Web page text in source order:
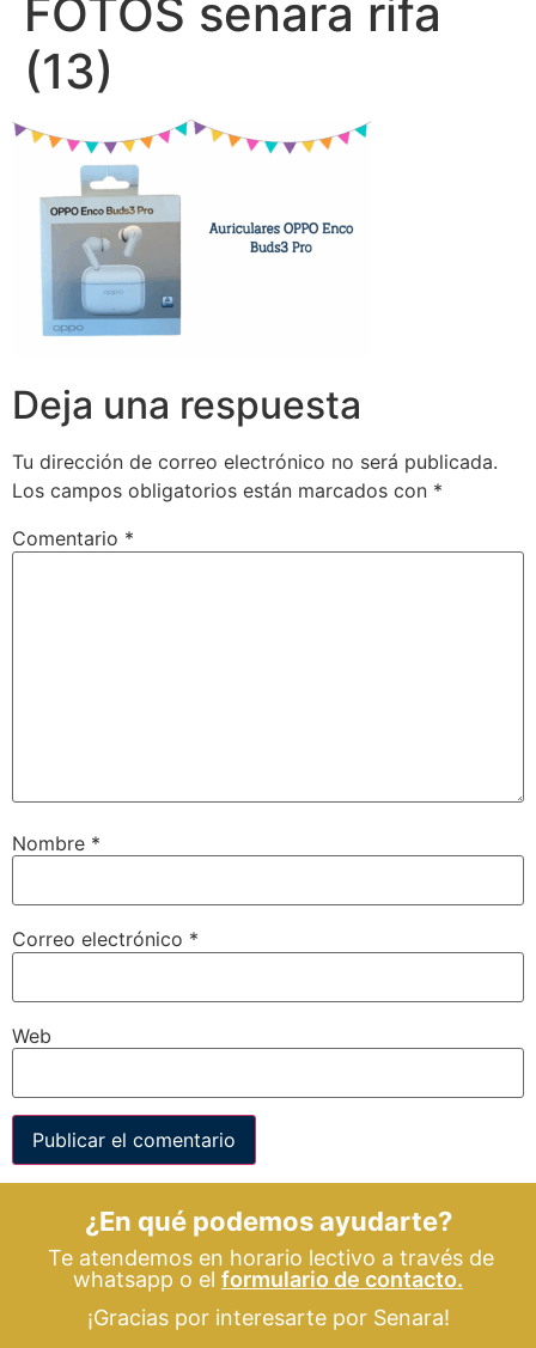
FOTOS senara rifa
(13)
Deja una respuesta
Tu dirección de correo electrónico no será publicada.
Los campos obligatorios están marcados con *
Comentario *
Nombre *
Correo electrónico *
Web
¿En qué podemos ayudarte?
Te atendemos en horario lectivo a través de
whatsapp o el formulario de contacto.
¡Gracias por interesarte por Senara!